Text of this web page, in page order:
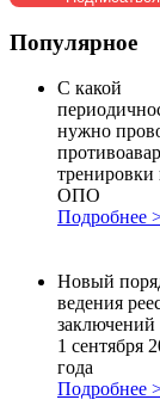
Популярное
С какой
нужно
тренировки
ОПО
Подробнее
Новый
ведения
1 сентября
года
Подробнее